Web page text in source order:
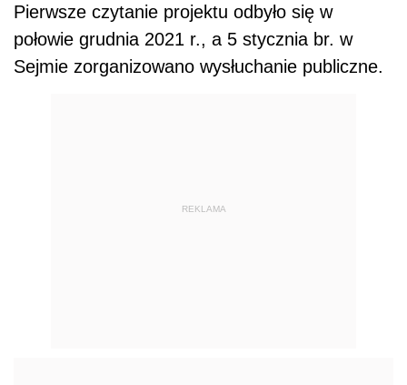
Pierwsze czytanie projektu odbyło się w
połowie grudnia 2021 r., a 5 stycznia br. w
Sejmie zorganizowano wysłuchanie publiczne.
REKLAMA